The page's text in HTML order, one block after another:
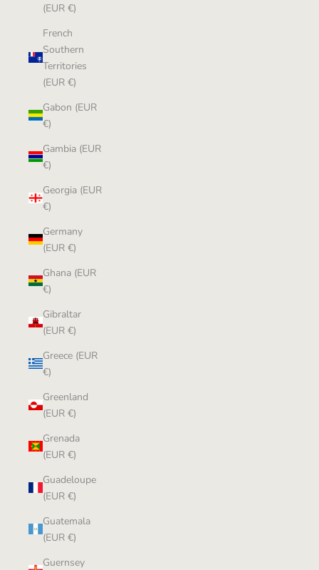
(EUR €)
French
Southern
Territories
(EUR €)
Gabon (EUR
€)
Gambia (EUR
€)
Georgia (EUR
€)
Germany
(EUR €)
Ghana (EUR
€)
Gibraltar
(EUR €)
Greece (EUR
€)
Greenland
(EUR €)
Grenada
(EUR €)
Guadeloupe
(EUR €)
Guatemala
(EUR €)
Guernsey